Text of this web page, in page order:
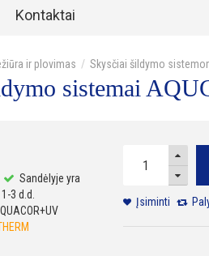
Kontaktai
ir plovimas Skysčiai šildymo
sistemai
Sandėlyje yra
1-3 d.d.
Įsiminti